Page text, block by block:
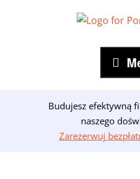
Budujesz efektywną
naszego
Zarezerwuj